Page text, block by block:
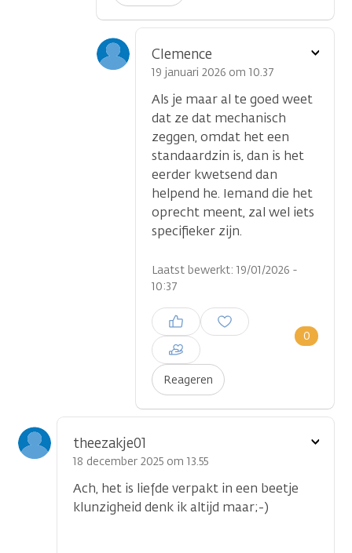
Clemence
19 januari 2026 om 10.37
Als je maar al te goed weet
dat ze dat mechanisch
zeggen, omdat het een
standaardzin is, dan is het
eerder kwetsend dan
helpend he. Iemand die het
oprecht meent, zal wel iets
specifieker zijn.
Laatst bewerkt: 19/01/2026 -
10:37
Reageren
0
Inloggen om een reactie te
plaatsen
Toon
theezakje01
18 december 2025 om 13.55
Ach, het is liefde verpakt in een beetje
klunzigheid denk ik altijd maar;-)
Toon